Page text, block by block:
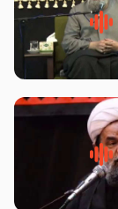
سلام الله علیها به
حجت الاسلام علوی
امام حسین علیه
جوابش را دادند